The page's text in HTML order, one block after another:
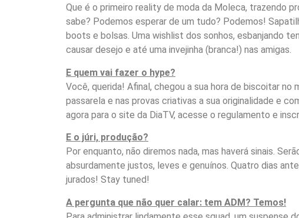
Que é o primeiro reality de moda da Moleca, trazendo
sabe? Podemos esperar de um tudo? Podemos!
boots e bolsas. Uma wishlist dos sonhos, esbanjando
causar desejo e até uma invejinha (branca!) nas amigas.
E quem vai fazer o hype?
Você, querida! Afinal, chegou a sua hora de biscoitar no
passarela e nas provas criativas a sua originalidade e
agora para o site da DiaTV, acesse o regulamento e
E o júri, produção?
Por enquanto, não diremos nada, mas haverá sinais.
absurdamente justos, leves e genuínos. Quatro dias
jurados! Stay tuned!
A pergunta que não quer calar: tem ADM? Temos!